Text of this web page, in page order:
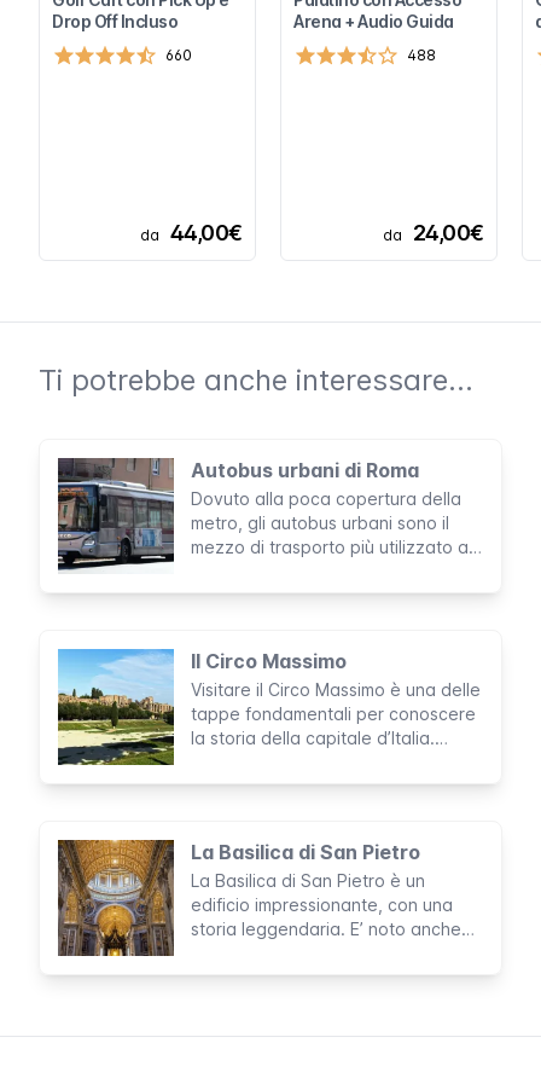
Drop Off Incluso
660
da 44,00€
Arena + Audio Guida
488
da 24,00€
Ti potrebbe anche interessare...
Autobus urbani di Roma
Dovuto alla poca copertura della
metro, gli autobus urbani sono il
mezzo di trasporto più utilizzato a
debba prendere un autobus
dei dettagli basici circa il
funzionamento di questo mezzo.
Il Circo Massimo
Visitare il Circo Massimo è una delle
tappe fondamentali per conoscere
la storia della capitale d’Italia.
per spettacoli costruita dall’uomo,
leggendarie attività ludiche.
La Basilica di San Pietro
La Basilica di San Pietro è un
edificio impressionante, con una
storia leggendaria. E’ noto anche
ciò che si nasconde all'interno di